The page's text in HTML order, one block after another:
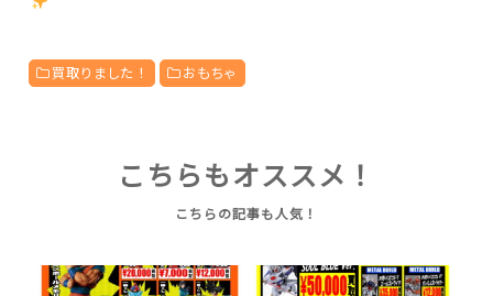
買取りました！ おもちゃ
こちらもオススメ！